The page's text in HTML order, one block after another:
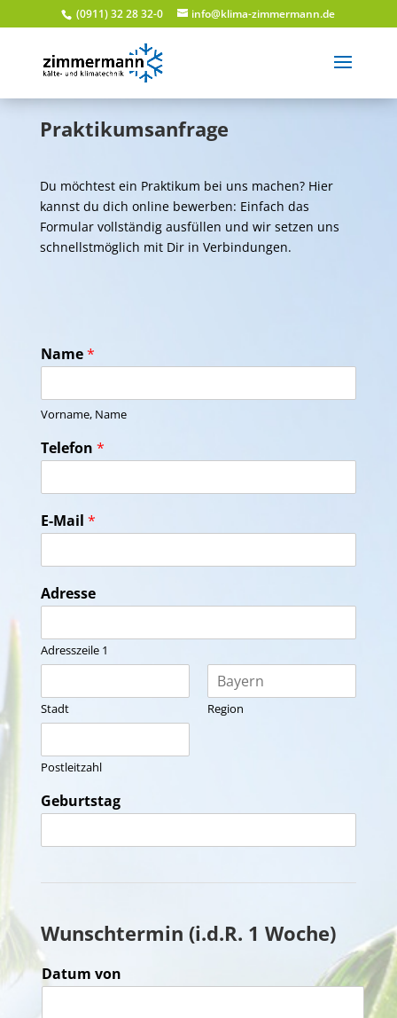
(0911) 32 28 32-0 info@klima-zimmermann.de
Praktikumsanfrage
Du möchtest ein Praktikum bei uns machen? Hier
kannst du dich online bewerben: Einfach das
Formular vollständig ausfüllen und wir setzen uns
schnellstmöglich mit Dir in Verbindungen.
Name*
Vorname, Name
Telefon *
E-Mail *
Adresse
Adresszeile 1
Stadt Region
Postleitzahl
Geburtstag
Wunschtermin (i.d.R. 1 Woche)
Datum von